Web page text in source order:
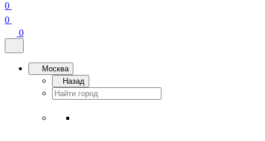
0
0
0
Москва
Назад